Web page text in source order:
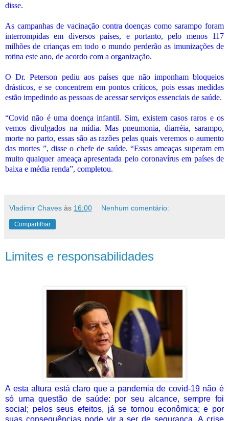
disse.
As campanhas de vacinação contra doenças como sarampo foram
interrompidas em diversos países, e portanto, pelo menos 117
milhões de crianças em todo o mundo perderão as imunizações de
rotina este ano, de acordo com a organização.
O Dr. Peterson pediu aos países que não imponham bloqueios
drásticos, e se concentrem em pontos críticos, pois essas medidas
estão impedindo as pessoas de acessar serviços essenciais de saúde.
“Covid não é uma doença infantil. Sim, existem casos raros e os
vemos divulgados na mídia. Mas pneumonia, diarréia, sarampo,
morte no parto, essas são as razões pelas quais veremos o aumento
das mortes ”, disse o chefe de saúde. “Essas ameaças superam em
muito qualquer ameaça apresentada pelo coronavírus em países de
baixa e média renda”, completou.
Vladimir Chaves às 16:00 Nenhum comentário:
Compartilhar
Limites e responsabilidades
A esta altura está claro que a pandemia de covid-19 não é
só uma questão de saúde: por seu alcance, sempre foi
social; pelos seus efeitos, já se tornou econômica; e por
suas consequências pode vir a ser de segurança. A crise